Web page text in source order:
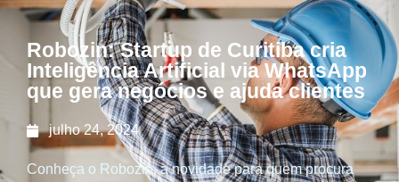
Robozin: Startup de Curitiba cria
Inteligência Artificial via WhatsApp
que gera negócios e ajuda clientes
julho 24, 2024
Conheça o Robozin, a novidade para quem procura